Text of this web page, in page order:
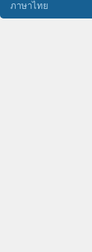
ภาษาไทย